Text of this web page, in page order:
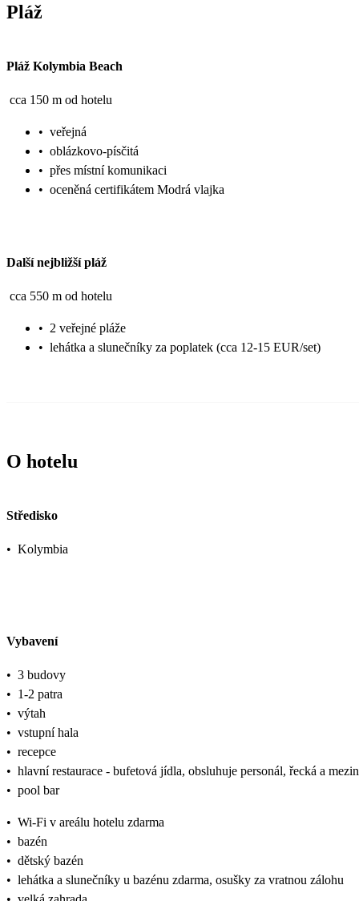
Pláž
Pláž Kolymbia Beach
cca 150 m od hotelu
• veřejná
• oblázkovo-písčitá
• přes místní komunikaci
• oceněná certifikátem Modrá vlajka
Další nejbližší pláž
cca 550 m od hotelu
• 2 veřejné pláže
• lehátka a slunečníky za poplatek (cca 12-15 EUR/set)
O hotelu
Středisko
• Kolymbia
Vybavení
• 3 budovy
• 1-2 patra
• výtah
• vstupní hala
• recepce
• hlavní restaurace - bufetová jídla, obsluhuje personál, řecká a
• pool bar
• Wi-Fi v areálu hotelu zdarma
• bazén
• dětský bazén
• lehátka a slunečníky u bazénu zdarma, osušky za vratnou zálohu